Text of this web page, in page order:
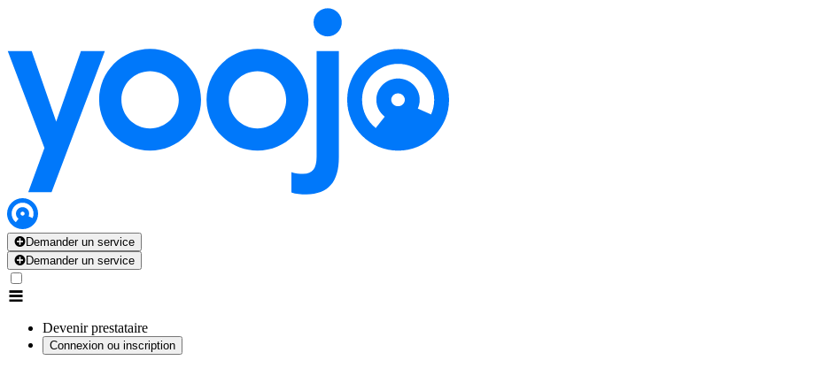
Demander un service
Demander un service
Devenir prestataire
Connexion ou inscription